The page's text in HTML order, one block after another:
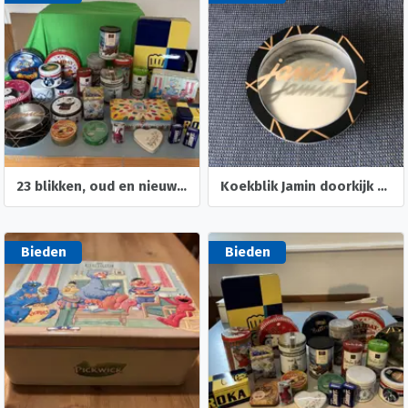
23 blikken, oud en nieuw, bus en blik, diverse soorten, loss Koekblik Jamin doorkijk deksel trommel koek
Bieden Bieden